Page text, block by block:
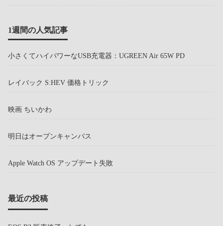
1週間の人気記事
小さくてハイパワーなUSB充電器：UGREEN Air 65W PD
レイバック S:HEV 価格トリック
映画 ちいかわ
明日はオープンキャンパス
Apple Watch OS アップデート失敗
最近の投稿